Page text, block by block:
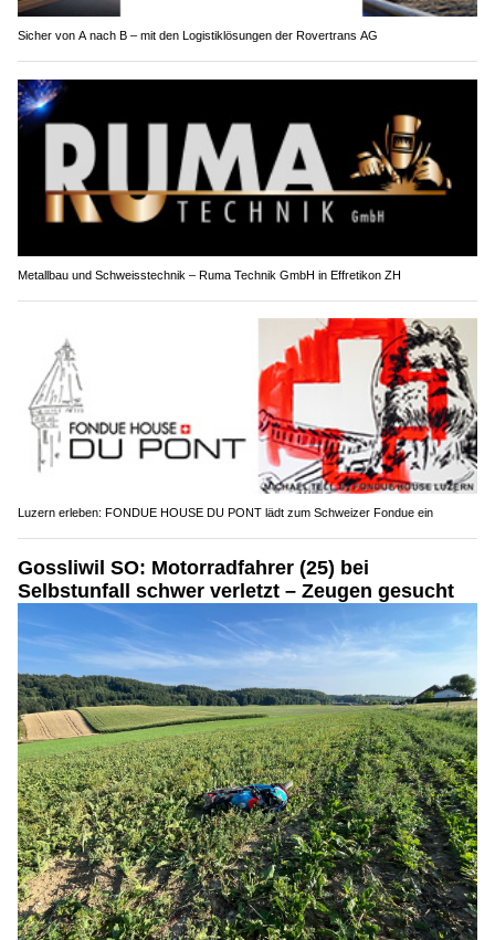
Sicher von A nach B – mit den Logistiklösungen der Rovertrans AG
Metallbau und Schweisstechnik – Ruma Technik GmbH in Effretikon ZH
Luzern erleben: FONDUE HOUSE DU PONT lädt zum Schweizer Fondue ein
Gossliwil SO: Motorradfahrer (25) bei
Selbstunfall schwer verletzt – Zeugen gesucht